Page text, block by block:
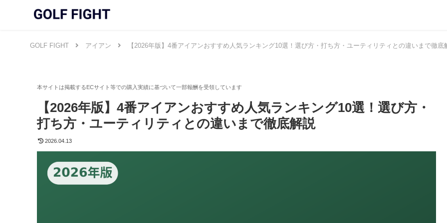
GOLF FIGHT アイアン 【2026年版】4番アイアンおすすめ人気ランキング10選！選び方・打ち方・ユーティリティとの違いまで徹底
【2026年版】4番アイアンおすすめ人気ランキング10選！選び方・
打ち方・ユーティリティとの違いまで徹底解説
2026.04.13